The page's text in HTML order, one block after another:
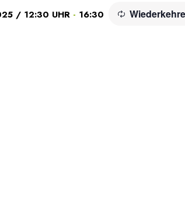
/ 12:30 UHR- 16:30